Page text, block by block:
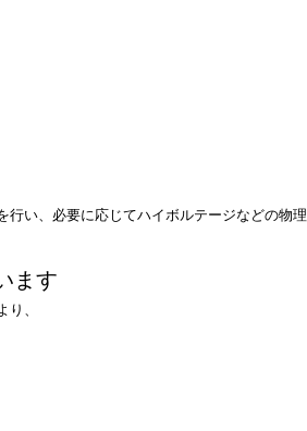
い、必要に応じてハイボルテージなどの物理
ます
、